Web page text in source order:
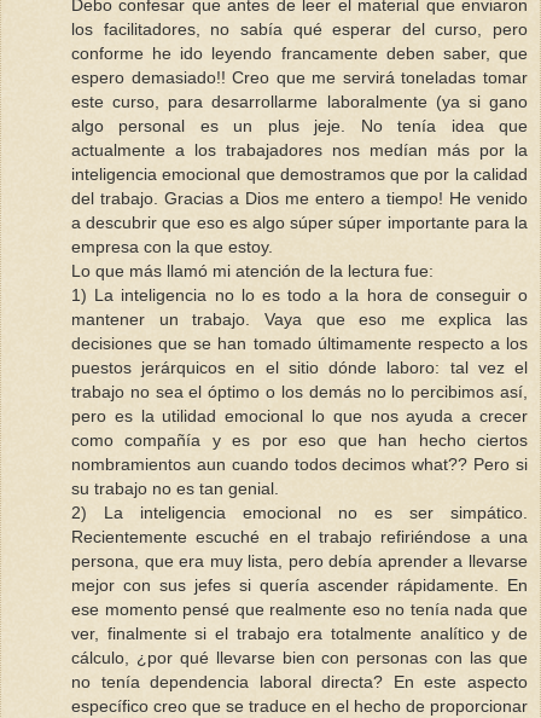
Debo confesar que antes de leer el material que enviaron
los facilitadores, no sabía qué esperar del curso, pero
conforme he ido leyendo francamente deben saber, que
espero demasiado!! Creo que me servirá toneladas tomar
este curso, para desarrollarme laboralmente (ya si gano
algo personal es un plus jeje. No tenía idea que
actualmente a los trabajadores nos medían más por la
inteligencia emocional que demostramos que por la calidad
del trabajo. Gracias a Dios me entero a tiempo! He venido
a descubrir que eso es algo súper súper importante para la
empresa con la que estoy.
Lo que más llamó mi atención de la lectura fue:
1) La inteligencia no lo es todo a la hora de conseguir o
mantener un trabajo. Vaya que eso me explica las
decisiones que se han tomado últimamente respecto a los
puestos jerárquicos en el sitio dónde laboro: tal vez el
trabajo no sea el óptimo o los demás no lo percibimos así,
pero es la utilidad emocional lo que nos ayuda a crecer
como compañía y es por eso que han hecho ciertos
nombramientos aun cuando todos decimos what?? Pero si
su trabajo no es tan genial.
2) La inteligencia emocional no es ser simpático.
Recientemente escuché en el trabajo refiriéndose a una
persona, que era muy lista, pero debía aprender a llevarse
mejor con sus jefes si quería ascender rápidamente. En
ese momento pensé que realmente eso no tenía nada que
ver, finalmente si el trabajo era totalmente analítico y de
cálculo, ¿por qué llevarse bien con personas con las que
no tenía dependencia laboral directa? En este aspecto
específico creo que se traduce en el hecho de proporcionar